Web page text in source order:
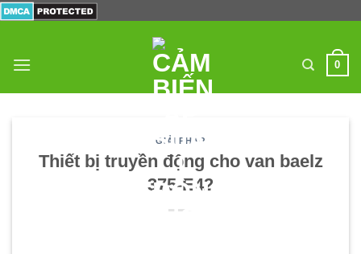
0
GIẢI PHÁP
Thiết bị truyền động cho van baelz
375-E42